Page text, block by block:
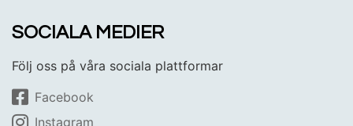
SOCIALA MEDIER
Följ oss på våra sociala plattformar
Facebook
Instagram